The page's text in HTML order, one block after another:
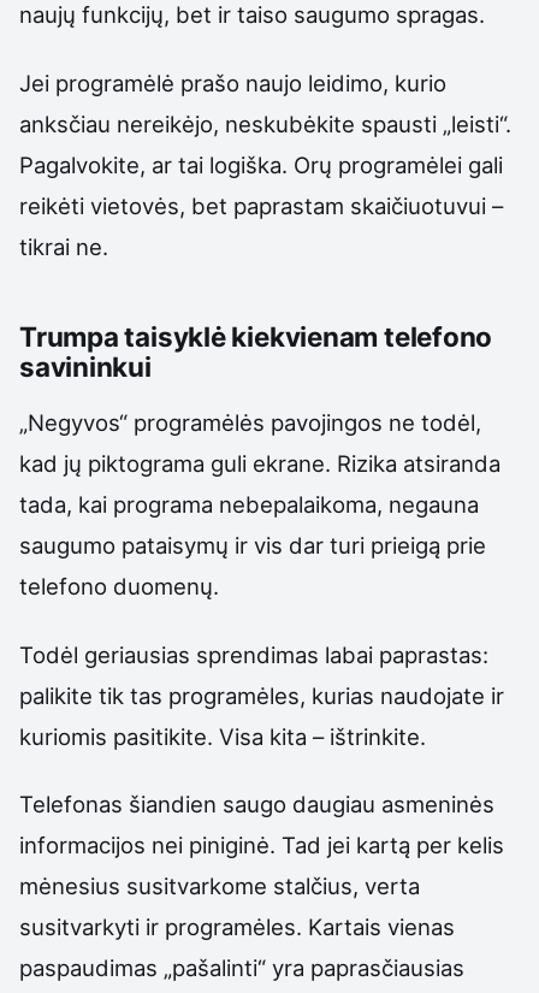
naujų funkcijų, bet ir taiso saugumo spragas.
Jei programėlė prašo naujo leidimo, kurio
anksčiau nereikėjo, neskubėkite spausti „leisti“.
Pagalvokite, ar tai logiška. Orų programėlei gali
reikėti vietovės, bet paprastam skaičiuotuvui –
tikrai ne.
Trumpa taisyklė kiekvienam telefono
savininkui
„Negyvos“ programėlės pavojingos ne todėl,
kad jų piktograma guli ekrane. Rizika atsiranda
tada, kai programa nebepalaikoma, negauna
saugumo pataisymų ir vis dar turi prieigą prie
telefono duomenų.
Todėl geriausias sprendimas labai paprastas:
palikite tik tas programėles, kurias naudojate ir
kuriomis pasitikite. Visa kita – ištrinkite.
Telefonas šiandien saugo daugiau asmeninės
informacijos nei piniginė. Tad jei kartą per kelis
mėnesius susitvarkome stalčius, verta
susitvarkyti ir programėles. Kartais vienas
paspaudimas „pašalinti“ yra paprasčiausias